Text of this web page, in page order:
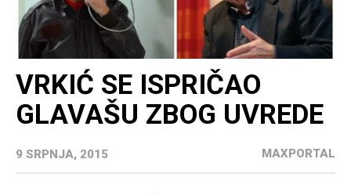
VRKIĆ SE ISPRIČAO
GLAVAŠU ZBOG UVREDE
9 SRPNJA, 2015 MAXPORTAL